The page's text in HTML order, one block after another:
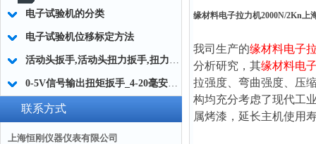
电子试验机的分类
电子试验机位移标定方法
活动头扳手,活动头扭力扳手,扭力扳手配件活动头
0-5V信号输出扭矩扳手_4-20毫安输出扭矩扳手厂家
联系方式
上海恒刚仪器仪表有限公司
缘材料电子拉力机2000N/2Kn上
我司生产的缘材料电子
分析研究，其缘材料电
拉强度、弯曲强度、压
构均充分考虑了现代工
属烤漆，延长主机使用